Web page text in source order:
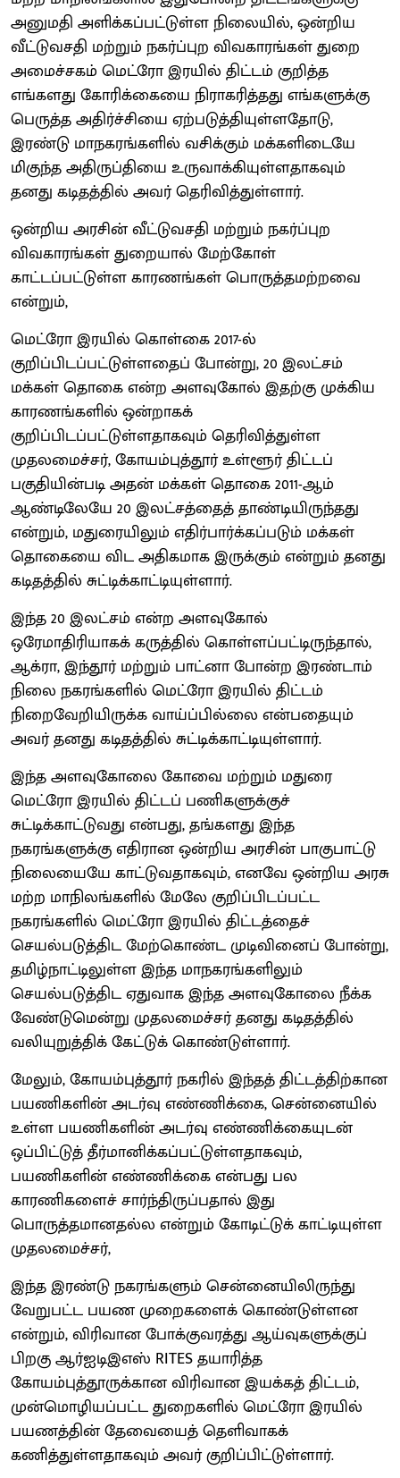
அனுமதி அளிக்கப்பட்டுள்ள நிலையில், ஒன்றிய
வீட்டுவசதி மற்றும் நகர்ப்புற விவகாரங்கள் துறை
அமைச்சகம் மெட்ரோ இரயில் திட்டம் குறித்த
எங்களது கோரிக்கையை நிராகரித்தது எங்களுக்கு
பெருத்த அதிர்ச்சியை ஏற்படுத்தியுள்ளதோடு,
இரண்டு மாநகரங்களில் வசிக்கும் மக்களிடையே
மிகுந்த அதிருப்தியை உருவாக்கியுள்ளதாகவும்
தனது கடிதத்தில் அவர் தெரிவித்துள்ளார்.
ஒன்றிய அரசின் வீட்டுவசதி மற்றும் நகர்ப்புற
விவகாரங்கள் துறையால் மேற்கோள்
காட்டப்பட்டுள்ள காரணங்கள் பொருத்தமற்றவை
என்றும்,
மெட்ரோ இரயில் கொள்கை 2017-ல்
குறிப்பிடப்பட்டுள்ளதைப் போன்று, 20 இலட்சம்
மக்கள் தொகை என்ற அளவுகோல் இதற்கு முக்கிய
காரணங்களில் ஒன்றாகக்
குறிப்பிடப்பட்டுள்ளதாகவும் தெரிவித்துள்ள
முதலமைச்சர், கோயம்புத்தூர் உள்ளூர் திட்டப்
பகுதியின்படி அதன் மக்கள் தொகை 2011-ஆம்
ஆண்டிலேயே 20 இலட்சத்தைத் தாண்டியிருந்தது
என்றும், மதுரையிலும் எதிர்பார்க்கப்படும் மக்கள்
தொகையை விட அதிகமாக இருக்கும் என்றும் தனது
கடிதத்தில் சுட்டிக்காட்டியுள்ளார்.
இந்த 20 இலட்சம் என்ற அளவுகோல்
ஒரேமாதிரியாகக் கருத்தில் கொள்ளப்பட்டிருந்தால்,
ஆக்ரா, இந்தூர் மற்றும் பாட்னா போன்ற இரண்டாம்
நிலை நகரங்களில் மெட்ரோ இரயில் திட்டம்
நிறைவேறியிருக்க வாய்ப்பில்லை என்பதையும்
அவர் தனது கடிதத்தில் சுட்டிக்காட்டியுள்ளார்.
இந்த அளவுகோலை கோவை மற்றும் மதுரை
மெட்ரோ இரயில் திட்டப் பணிகளுக்குச்
சுட்டிக்காட்டுவது என்பது, தங்களது இந்த
நகரங்களுக்கு எதிரான ஒன்றிய அரசின் பாகுபாட்டு
நிலையையே காட்டுவதாகவும், எனவே ஒன்றிய அரசு
மற்ற மாநிலங்களில் மேலே குறிப்பிடப்பட்ட
நகரங்களில் மெட்ரோ இரயில் திட்டத்தைச்
செயல்படுத்திட மேற்கொண்ட முடிவினைப் போன்று,
தமிழ்நாட்டிலுள்ள இந்த மாநகரங்களிலும்
செயல்படுத்திட ஏதுவாக இந்த அளவுகோலை நீக்க
வேண்டுமென்று முதலமைச்சர் தனது கடிதத்தில்
வலியுறுத்திக் கேட்டுக் கொண்டுள்ளார்.
மேலும், கோயம்புத்தூர் நகரில் இந்தத் திட்டத்திற்கான
பயணிகளின் அடர்வு எண்ணிக்கை, சென்னையில்
உள்ள பயணிகளின் அடர்வு எண்ணிக்கையுடன்
ஒப்பிட்டுத் தீர்மானிக்கப்பட்டுள்ளதாகவும்,
பயணிகளின் எண்ணிக்கை என்பது பல
காரணிகளைச் சார்ந்திருப்பதால் இது
பொருத்தமானதல்ல என்றும் கோடிட்டுக் காட்டியுள்ள
முதலமைச்சர்,
இந்த இரண்டு நகரங்களும் சென்னையிலிருந்து
வேறுபட்ட பயண முறைகளைக் கொண்டுள்ளன
என்றும், விரிவான போக்குவரத்து ஆய்வுகளுக்குப்
பிறகு ஆர்ஐடிஇஎஸ் RITES தயாரித்த
கோயம்புத்தூருக்கான விரிவான இயக்கத் திட்டம்,
முன்மொழியப்பட்ட துறைகளில் மெட்ரோ இரயில்
பயணத்தின் தேவையைத் தெளிவாகக்
கணித்துள்ளதாகவும் அவர் குறிப்பிட்டுள்ளார்.